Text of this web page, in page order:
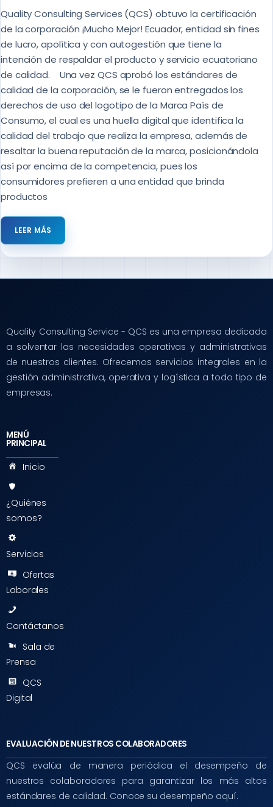
Quality Consulting Services (QCS) obtuvo la certificación
de la corporación ¡Mucho Mejor! Ecuador, entidad sin fines
de lucro, apolítica y con autogestión que tiene la
intención de respaldar el producto y servicio ecuatoriano
de calidad. Una vez QCS aprobó los estándares de
calidad de la corporación, se le fueron entregados los
derechos de uso del logotipo de la Marca País de
Consumo, el cual es una huella digital que identifica la
calidad del trabajo que realiza la empresa, además de
resaltar la buena reputación de la marca, posicionándola
así por encima de la competencia, pues los
consumidores prefieren a una entidad que brinda
productos
LEER MÁS
Quality Consulting Service - QCS es una empresa dedicada
a solventar las necesidades operativas y administrativas
de nuestros clientes. Ofrecemos servicios integrales en la
gestión administrativa, operativa y logística a todo tipo de
empresas.
MENÚ
PRINCIPAL
Inicio
¿Quiénes
somos?
Servicios
Ofertas
Laborales
Contáctanos
Sala de
Prensa
QCS
Digital
EVALUACIÓN DE NUESTROS COLABORADORES
QCS evalúa de manera periódica el desempeño de
nuestros colaboradores para garantizar los más altos
estándares de calidad. Conoce su desempeño aquí.